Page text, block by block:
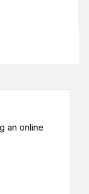
an online